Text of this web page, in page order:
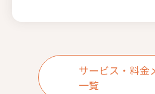
サービス・料金
一覧